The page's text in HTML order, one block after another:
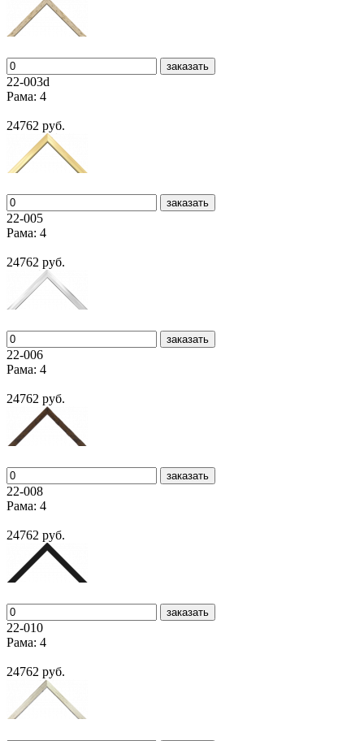
заказать
22-003d
Рама: 4
24762 руб.
заказать
22-005
Рама: 4
24762 руб.
заказать
22-006
Рама: 4
24762 руб.
заказать
22-008
Рама: 4
24762 руб.
заказать
22-010
Рама: 4
24762 руб.